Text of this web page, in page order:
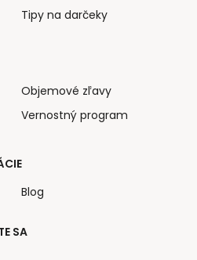
SA
Tipy na darčeky
Objemové zľavy
Vernostný program
Blog